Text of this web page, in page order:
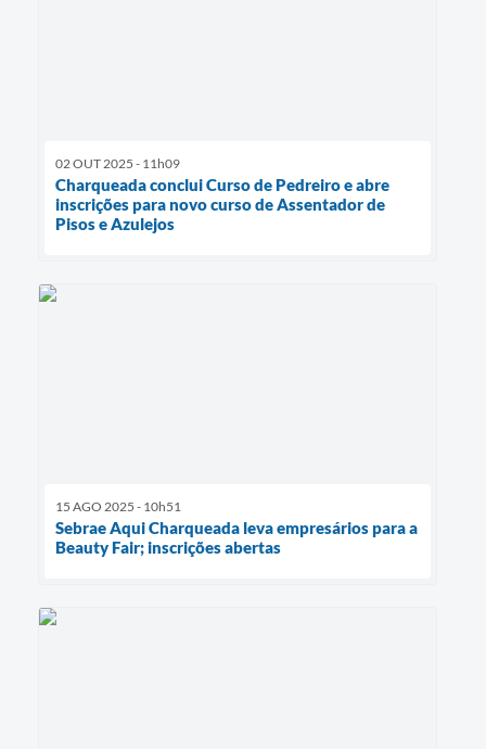
02 OUT 2025 - 11h09
Charqueada conclui Curso de Pedreiro e abre
inscrições para novo curso de Assentador de
Pisos e Azulejos
15 AGO 2025 - 10h51
Sebrae Aqui Charqueada leva empresários para a
Beauty Fair; inscrições abertas